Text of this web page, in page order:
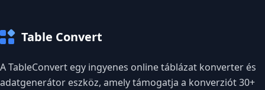
Table Convert
A TableConvert egy ingyenes online táblázat konverter és
adatgenerátor eszköz, amely támogatja a konverziót 30+